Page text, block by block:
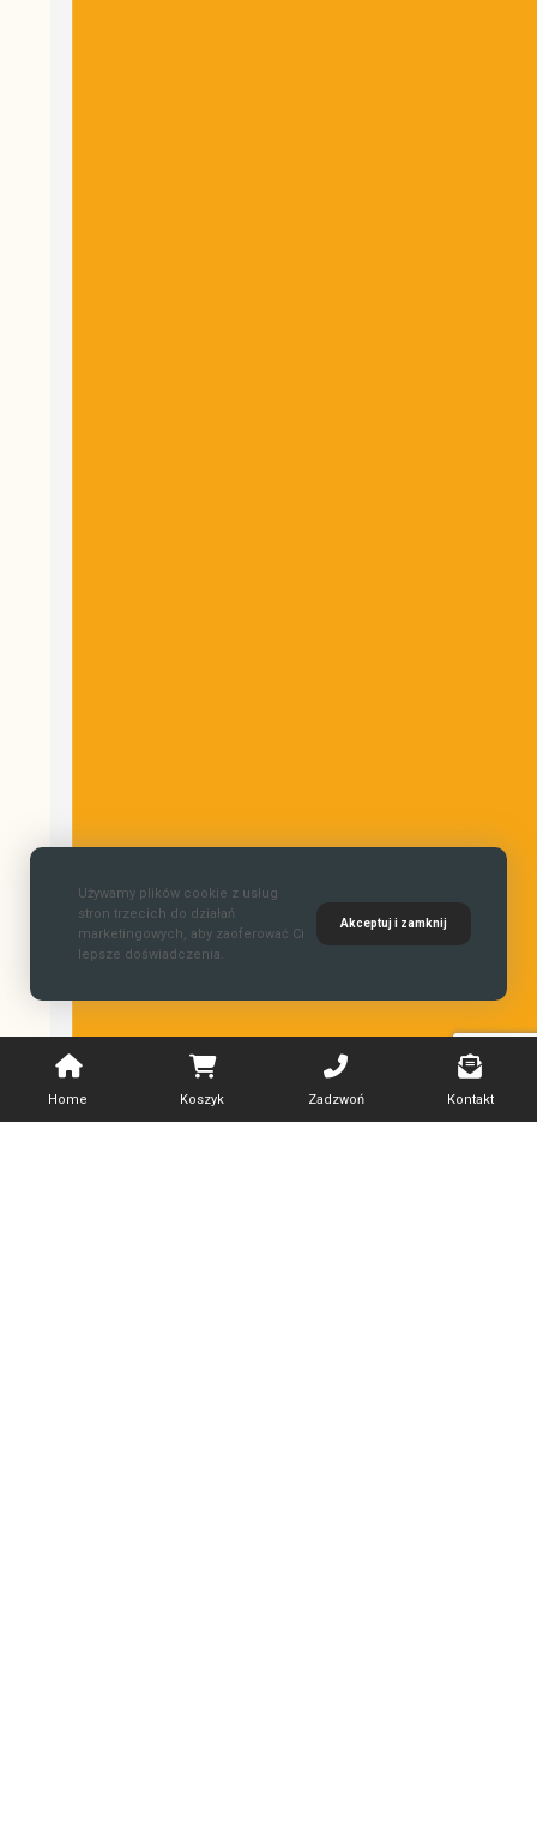
Home Koszyk Zadzwoń Kontakt
Używamy plików cookie z usług
stron trzecich do działań
marketingowych, aby zaoferować Ci
lepsze doświadczenia.
Akceptuj i zamknij